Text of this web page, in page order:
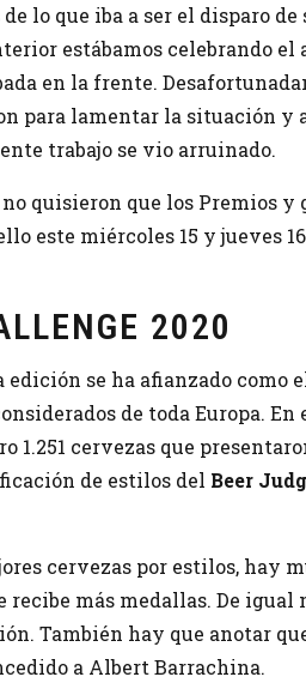
lo que iba a ser el disparo
estábamos celebrando
en la frente.
para lamentar la situación y
trabajo se vio arruinado.
quisieron que los Premios y
este miércoles 15 y jueves
2020
se ha afianzado como
de toda Europa.
1.251 cervezas que
de estilos del Beer
cervezas por estilos, hay
recibe más medallas. De igual
También hay que anotar
a Albert Barrachina.